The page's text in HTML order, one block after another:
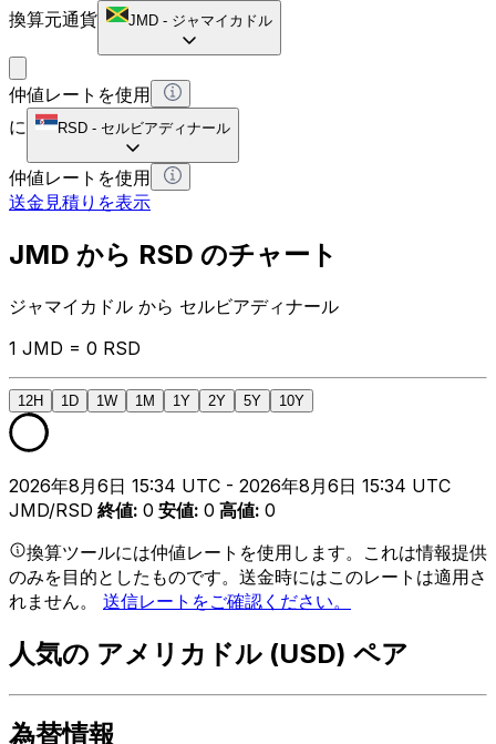
換算元通貨
JMD - ジャマイカドル
仲値レートを使用
に
RSD - セルビアディナール
仲値レートを使用
送金見積りを表示
JMD から RSD のチャート
ジャマイカドル から セルビアディナール
1 JMD = 0 RSD
12H 1D 1W 1M 1Y 2Y 5Y 10Y
2026年8月6日 15:34 UTC - 2026年8月6日 15:34 UTC
JMD/RSD 終値: 0 安値: 0 高値: 0
換算ツールには仲値レートを使用します。これは情報提供
のみを目的としたものです。送金時にはこのレートは適用さ
れません。 送信レートをご確認ください。
人気の アメリカドル (USD) ペア
為替情報